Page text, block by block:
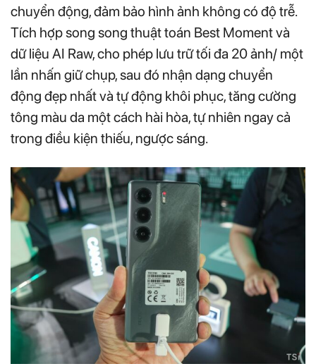
chuyển động, đảm bảo hình ảnh không có độ trễ.
Tích hợp song song thuật toán Best Moment và
dữ liệu AI Raw, cho phép lưu trữ tối đa 20 ảnh/ một
lần nhấn giữ chụp, sau đó nhận dạng chuyển
động đẹp nhất và tự động khôi phục, tăng cường
tông màu da một cách hài hòa, tự nhiên ngay cả
trong điều kiện thiếu, ngược sáng.